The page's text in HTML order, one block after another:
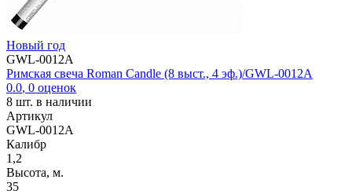
Новый год
GWL-0012A
Римская свеча Roman Candle (8 выст., 4 эф.)/GWL-0012A
0.0, 0 оценок
8 шт. в наличии
Артикул
GWL-0012A
Калибр
1,2
Высота, м.
35